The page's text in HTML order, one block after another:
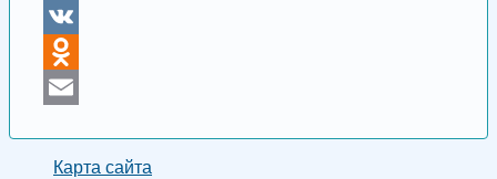
Telegram
VK
Odnoklassniki
Карта сайта